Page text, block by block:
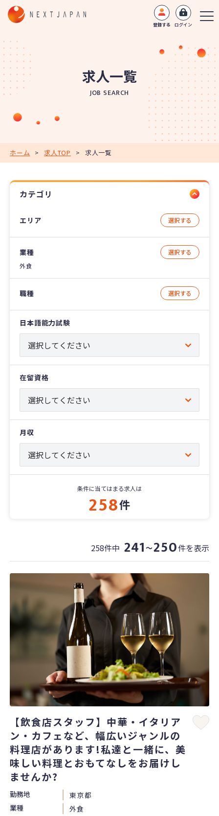
登録する ログイン
求人一覧
JOB SEARCH
ホーム > 求人TOP > 求人一覧
カテゴリ
エリア 選択する
業種
選択する
外食
職種 選択する
日本語能力試験
在留資格
月収
条件に当てはまる求人は
258件
258件中 241〜250件を表示
【飲食店スタッフ】中華・イタリア
ン・カフェなど、幅広いジャンルの
料理店があります!私達と一緒に、美
味しい料理とおもてなしをお届けし
ませんか?
勤務地
東京都
業種
外食